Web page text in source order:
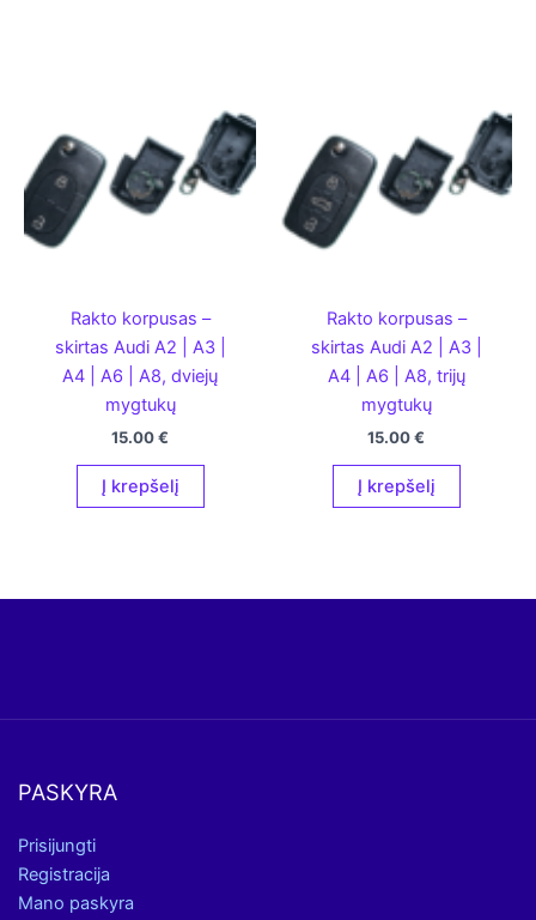
Rakto korpusas –
skirtas Audi A2 | A3 |
A4 | A6 | A8, dviejų
mygtukų
15.00€
Į krepšelį
Rakto korpusas –
skirtas Audi A2 | A3 |
A4 | A6 | A8, trijų
mygtukų
15.00€
Į krepšelį
PASKYRA
Prisijungti
Registracija
Mano paskyra